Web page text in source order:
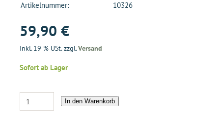
Artikelnummer: 10326
59,90 €
Inkl. 19 % USt. zzgl.Versand
Sofort ab Lager
In den Warenkorb